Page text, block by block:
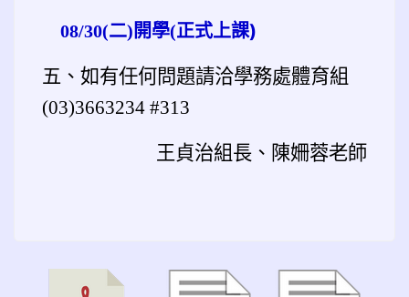
08/30(二)開學(正式上課)
五、如有任何問題請洽學務處體育組
(03)3663234 #313
王貞治組長、陳姍蓉老師